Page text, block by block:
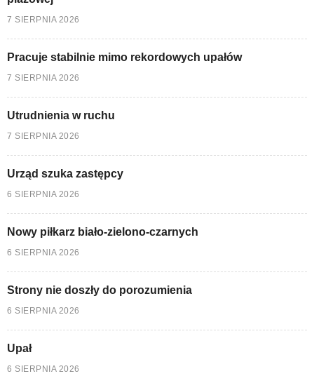
7 SIERPNIA 2026
Pracuje stabilnie mimo rekordowych upałów
7 SIERPNIA 2026
Utrudnienia w ruchu
7 SIERPNIA 2026
Urząd szuka zastępcy
6 SIERPNIA 2026
Nowy piłkarz biało-zielono-czarnych
6 SIERPNIA 2026
Strony nie doszły do porozumienia
6 SIERPNIA 2026
Upał
6 SIERPNIA 2026